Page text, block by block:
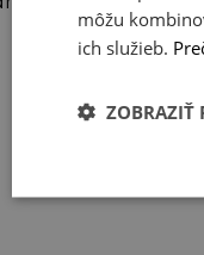
môžu
ich služieb.
ZOBRAZIŤ